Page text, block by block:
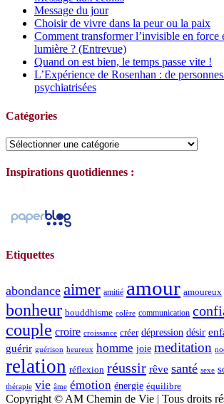
Message du jour
Choisir de vivre dans la peur ou la paix
Comment transformer l’invisible en force
lumière ? (Entrevue)
Quand on est bien, le temps passe vite !
L’Expérience de Rosenhan : de
psychiatrisées
Catégories
Catégories
Inspirations quotidiennes :
Etiquettes
abondance aimer amitié amour amoureux
bonheur bouddhisme colère communication
couple croire croissance créer dépression désir
guérir guérison heureux homme joie meditation
relation réflexion réussir rêve santé sexe
thérapie vie âme émotion énergie équilibre
Copyright © AM Chemin de Vie | Tous droits